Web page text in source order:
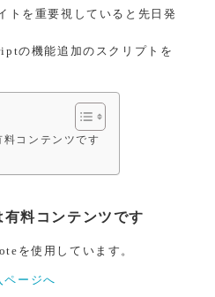
トを重要視していると先日発
の機能追加のスクリプトを
コンテンツです
料コンテンツです
を使用しています。
ページへ